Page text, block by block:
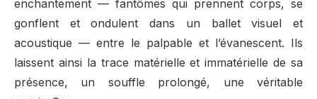
enchantement — fantômes qui prennent corps, se
gonflent et ondulent dans un ballet visuel et
acoustique — entre le palpable et l’évanescent. Ils
laissent ainsi la trace matérielle et immatérielle de sa
présence, un souffle prolongé, une véritable